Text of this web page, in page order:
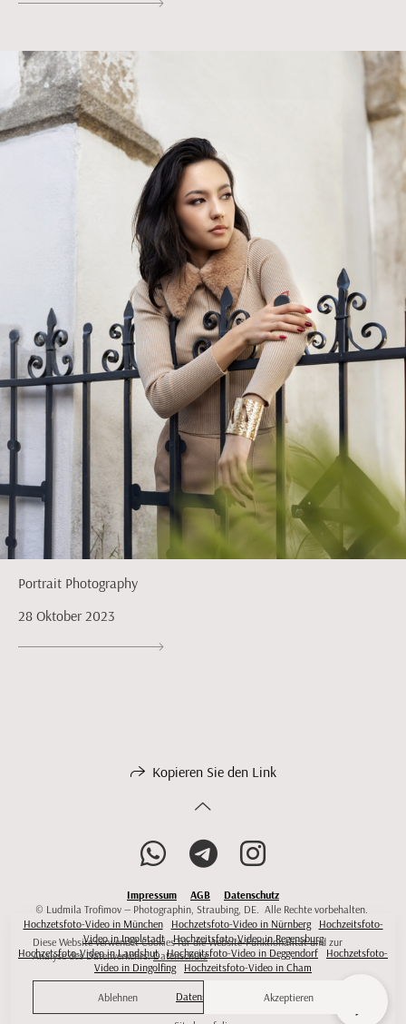
Portrait Photography
28 Oktober 2023
Kopieren Sie den Link
Impressum AGB
Datenschutz
© Ludmila Trofimov — Photographin, Straubing, DE. Alle Rechte vorbehalten.
Hochzetsfoto-Video in München
Hochzetsfoto-Video in Nürnberg
Hochzeitsfoto-
Video in Ingolstadt Hochzeitsfoto-Video in Regensburg
Hochzetsfoto-Video in Landshut Hochzeitsfoto-Video in Deggendorf
Hochzetsfoto-
Video in Dingolfing
Hochzeitsfoto-Video in Cham
Datenschutz
Diese Website verwendet Cookies für die Website-Funktionalität und zur
Analyse des Datenverkehrs.Datenschutz
Ablehnen Akzeptieren